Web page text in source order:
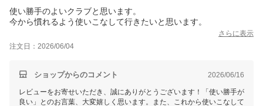
使い勝手のよいクラブと思います。
今から慣れるよう使いこなして行きたいと思います。
さらに表示
注文日：2026/06/04
ショップからのコメント 2026/06/16
レビューをお寄せいただき、誠にありがとうございます！「使い勝手が
良い」とのお言葉、大変嬉しく思います。また、これから使いこなして